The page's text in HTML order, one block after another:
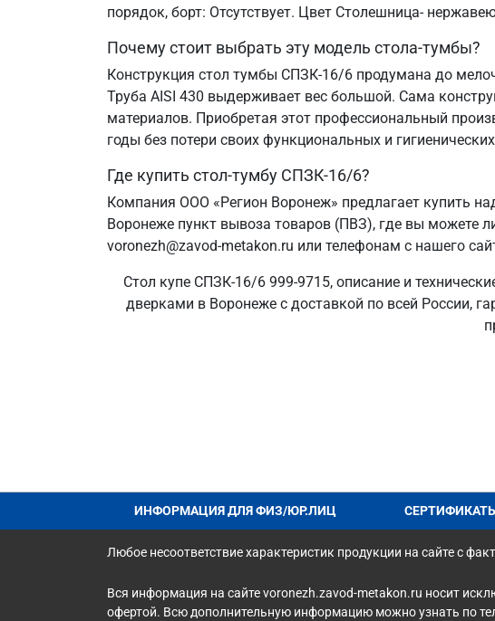
порядок, борт: Отсутствует. Цвет Столешница-
Почему стоит выбрать эту модель стола-тумбы?
Конструкция стол тумбы СПЗК-16/6 продумана до
Труба AISI 430 выдерживает вес большой. Сама
материалов. Приобретая этот профессиональный
годы без потери своих функциональных и
Где купить стол-тумбу СПЗК-16/6?
Компания ООО «Регион Воронеж» предлагает купить
Воронеже пункт вывоза товаров (ПВЗ), где вы можете
voronezh@zavod-metakon.ru или телефонам с нашего
Стол купе СПЗК-16/6 999-9715, описание и
дверками в Воронеже с доставкой по всей России,
ИНФОРМАЦИЯ ДЛЯ ФИЗ/ЮР.ЛИЦ
Любое несоответствие характеристик продукции на сайте с
Вся информация на сайте voronezh.zavod-metakon.ru носит
офертой. Всю дополнительную информацию можно узнать по